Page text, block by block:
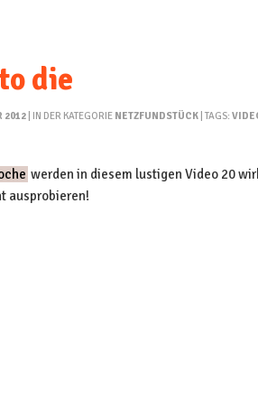
die
2012 | IN DER KATEGORIE NETZFUNDSTÜCK | TAGS:
werden in diesem lustigen Video 20
ausprobieren!